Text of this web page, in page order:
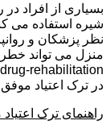
بسیاری از افراد
شیره استفاده می
نظر پزشکان و
منزل می تواند
در ترک اعتیاد
راهنمای ترک